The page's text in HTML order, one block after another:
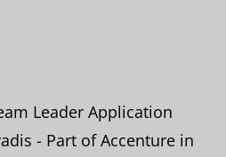
Leader Application
- Part of Accenture in